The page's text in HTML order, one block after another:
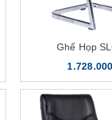
Ghế Họp